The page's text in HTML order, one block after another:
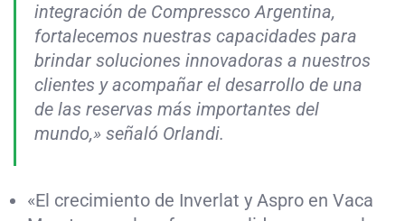
integración de Compressco Argentina,
fortalecemos nuestras capacidades para
brindar soluciones innovadoras a nuestros
clientes y acompañar el desarrollo de una
de las reservas más importantes del
mundo,» señaló Orlandi.
«El crecimiento de Inverlat y Aspro en Vaca